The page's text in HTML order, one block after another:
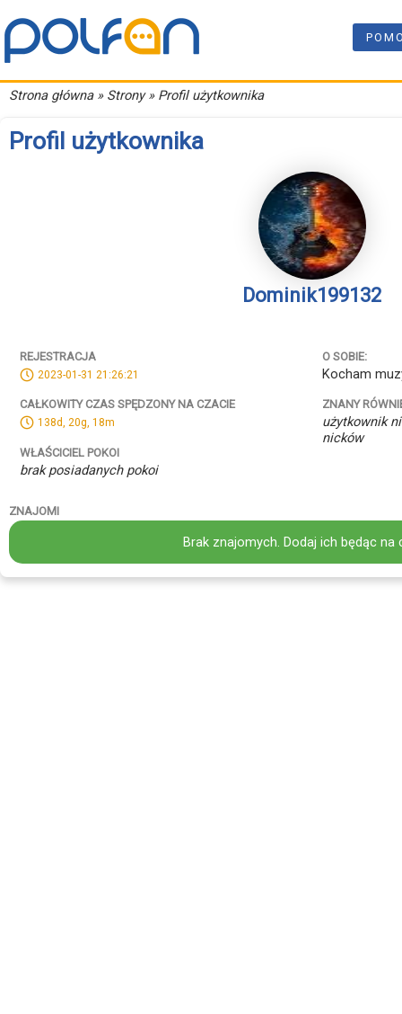
Strona główna» Strony » Profil użytkownika
Profil użytkownika
Dominik199132
REJESTRACJA
2023-01-31 21:26:21
CAŁKOWITY CZAS SPĘDZONY NA CZACIE
138d, 20g, 18m
WŁAŚCICIEL POKOI
brak posiadanych pokoi
O SOBIE:
Kocham
ZNANY
użytkownik
nicków
ZNAJOMI
Brak znajomych. Dodaj ich będąc na